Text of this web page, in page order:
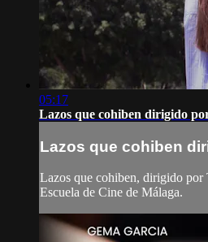
05:17
Lazos que cohiben dirigido
Lazos que cohiben
Lazos que cohiben, dirigido por
Escuela de Cine de Málaga.